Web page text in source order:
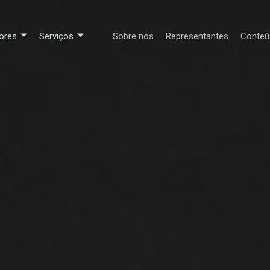
Serviços Sobre nós Representantes